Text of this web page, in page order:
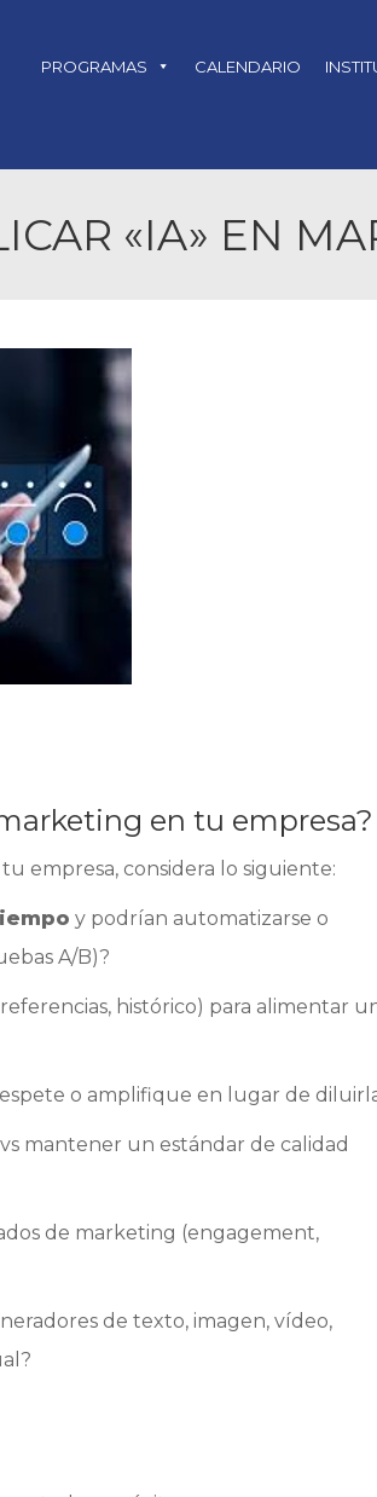
PROGRAMAS CALENDARIO
«IA» EN
en tu empresa?
empresa, considera lo siguiente:
y podrían automatizarse o
A/B)?
histórico) para alimentar
o amplifique en lugar de
mantener un estándar de calidad
de marketing (engagement,
de texto, imagen, vídeo,